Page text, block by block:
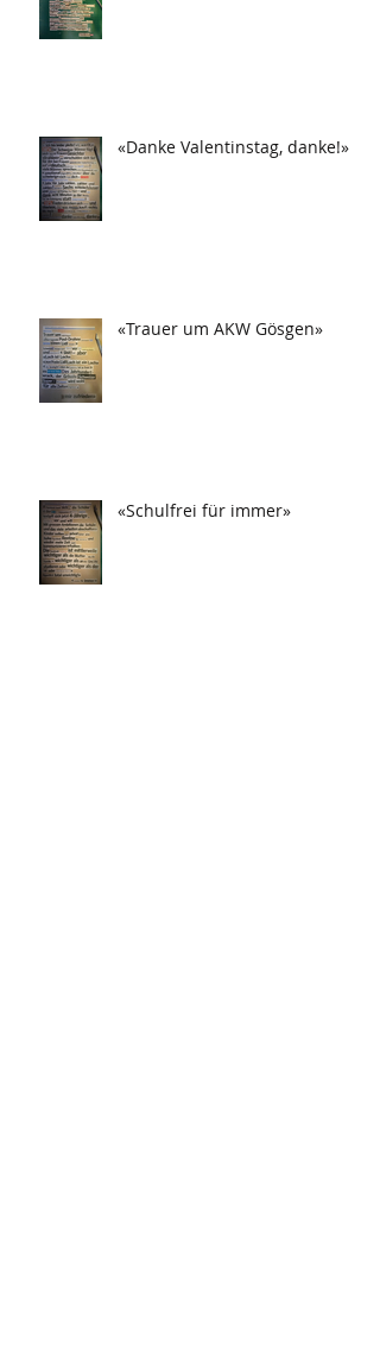
«Danke Valentinstag, danke!»
«Trauer um AKW Gösgen»
«Schulfrei für immer»